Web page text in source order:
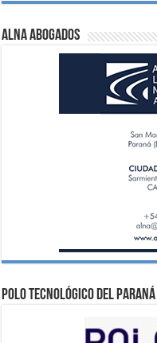
ALNA Abogados
Polo Tecnológico del Paraná